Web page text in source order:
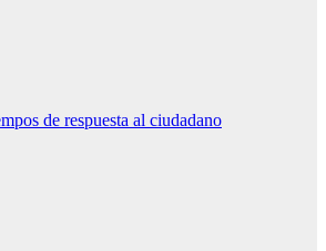
de respuesta al ciudadano